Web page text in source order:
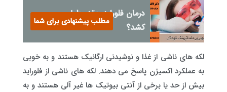
درمان فلوراید چقدر طول می
کشد؟
مطلب پیشنهادی برای شما
لکه های ناشی از غذا و نوشیدنی ارگانیک هستند و به خوبی
به عملکرد اکسیژن پاسخ می دهند. لکه های ناشی از فلوراید
بیش از حد یا برخی از آنتی بیوتیک ها غیر آلی هستند و به